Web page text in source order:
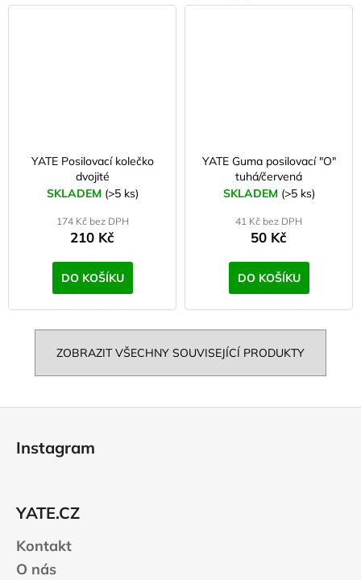
YATE Posilovací kolečko
dvojité
SKLADEM (>5 ks)
174 Kč bez DPH
210 Kč
DO KOŠÍKU
YATE Guma posilovací "O"
tuhá/červená
SKLADEM (>5 ks)
41 Kč bez DPH
50 Kč
DO KOŠÍKU
ZOBRAZIT VŠECHNY SOUVISEJÍCÍ PRODUKTY
Instagram
YATE.CZ
Kontakt
O nás